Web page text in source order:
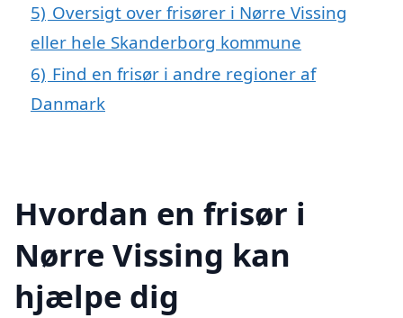
5) Oversigt over frisører i Nørre Vissing
eller hele Skanderborg kommune
6) Find en frisør i andre regioner af
Danmark
Hvordan en frisør i
Nørre Vissing kan
hjælpe dig